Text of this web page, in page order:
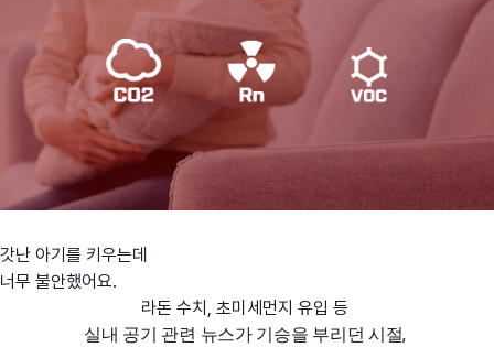
갓난 아기를 키우는데
너무 불안했어요.
라돈 수치, 초미세먼지 유입 등
실내 공기 관련 뉴스가 기승을 부리던 시절,